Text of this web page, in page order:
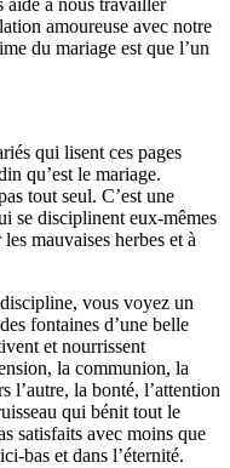
aide à nous travailler
amoureuse avec notre
du mariage est que l’un
qui lisent ces pages
qu’est le mariage.
tout seul. C’est une
se disciplinent eux-mêmes
mauvaises herbes et à
vous voyez un
fontaines d’une belle
et nourrissent
la communion, la
l’autre, la bonté, l’attention
qui bénit tout le
satisfaits avec moins que
bas et dans l’éternité.